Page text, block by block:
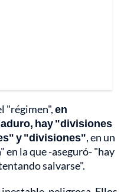
"régimen",en
hay "divisiones
y "divisiones", en un
en la que -aseguró- "hay
salvarse".